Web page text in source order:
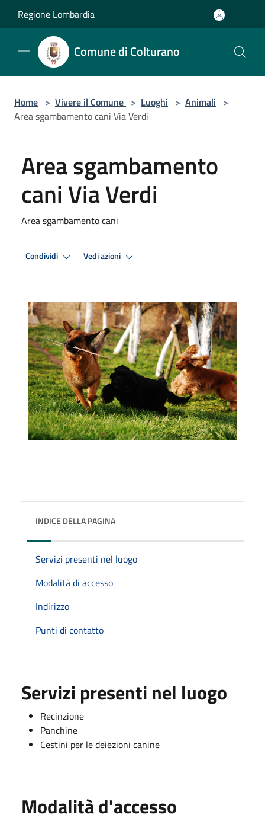
Regione Lombardia
Comune di Colturano
Home > Vivere il Comune > Luoghi > Animali >
Area sgambamento cani Via Verdi
Area sgambamento
cani Via Verdi
Area sgambamento cani
Condividi Vedi azioni
INDICE DELLA PAGINA
Servizi presenti nel luogo
Modalità di accesso
Indirizzo
Punti di contatto
Servizi presenti nel luogo
Recinzione
Panchine
Cestini per le deiezioni canine
Modalità d'accesso